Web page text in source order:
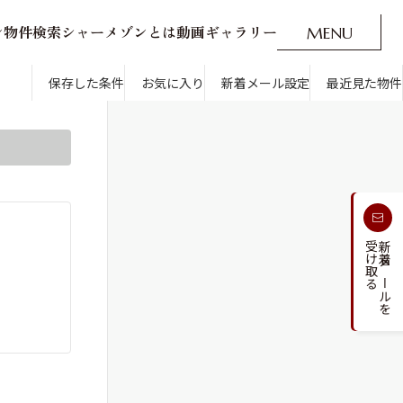
物件検索シ ャーメ ゾン とは動画ギャ ラ リ ー MENU
O
新着メール設定 最近見た物件 CLOSE
新着メールを
受け取る
保存した条件 お気に入り 新着メール設定 最近見た物件
。